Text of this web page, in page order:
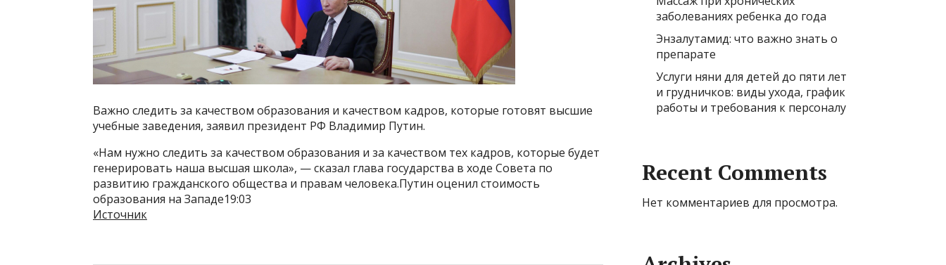
Важно следить за качеством образования и качеством кадров, которые готовят высшие
учебные заведения, заявил президент РФ Владимир Путин.
«Нам нужно следить за качеством образования и за качеством тех кадров, которые будет
генерировать наша высшая школа», — сказал глава государства в ходе Совета по
развитию гражданского общества и правам человека.Путин оценил стоимость
образования на Западе19:03
Источник
заболеваниях ребенка до года
Энзалутамид: что важно знать о
препарате
Услуги няни для детей до пяти лет
и грудничков: виды ухода, график
работы и требования к персоналу
Recent Comments
Нет комментариев для просмотра.